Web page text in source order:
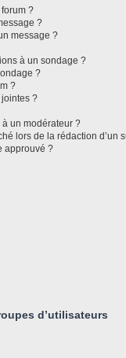
?
?
message ?
à un sondage ?
?
?
?
un modérateur ?
lors de la rédaction d’un
approuvé ?
d’utilisateurs